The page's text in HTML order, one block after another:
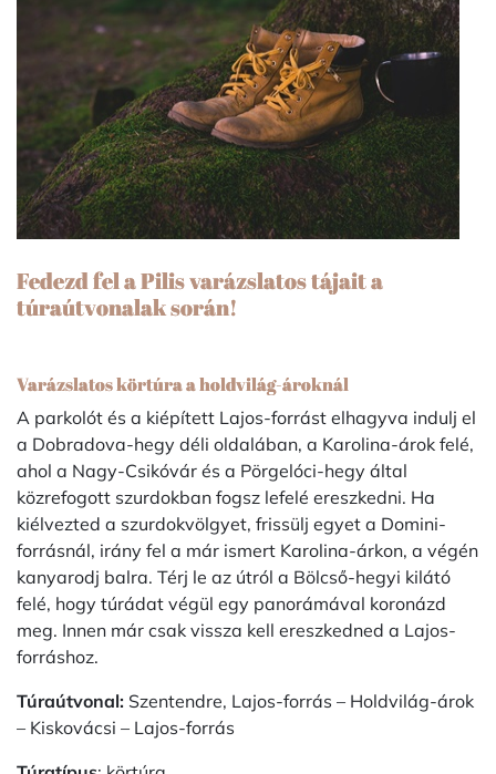
Fedezd fel a Pilis varázslatos tájait a
túraútvonalak során!
Varázslatos körtúra a holdvilág-ároknál
A parkolót és a kiépített Lajos-forrást elhagyva indulj el
a Dobradova-hegy déli oldalában, a Karolina-árok felé,
ahol a Nagy-Csikóvár és a Pörgelóci-hegy által
közrefogott szurdokban fogsz lefelé ereszkedni. Ha
kiélvezted a szurdokvölgyet, frissülj egyet a Domini-
forrásnál, irány fel a már ismert Karolina-árkon, a végén
kanyarodj balra. Térj le az útról a Bölcső-hegyi kilátó
felé, hogy túrádat végül egy panorámával koronázd
meg. Innen már csak vissza kell ereszkedned a Lajos-
forráshoz.
Túraútvonal: Szentendre, Lajos-forrás – Holdvilág-árok
– Kiskovácsi – Lajos-forrás